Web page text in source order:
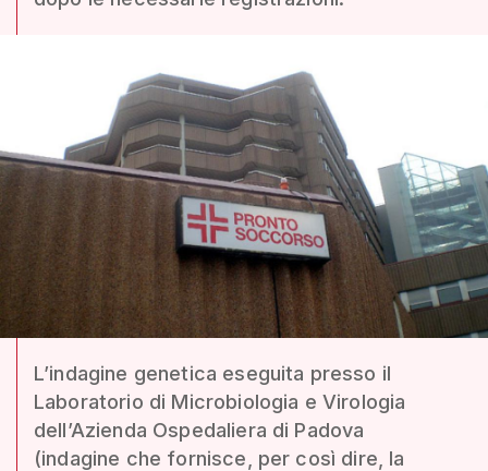
L’indagine genetica eseguita presso il
Laboratorio di Microbiologia e Virologia
dell’Azienda Ospedaliera di Padova
(indagine che fornisce, per così dire, la